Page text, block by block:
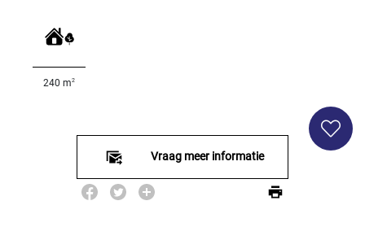
500
240 m2
Vraag meer informatie